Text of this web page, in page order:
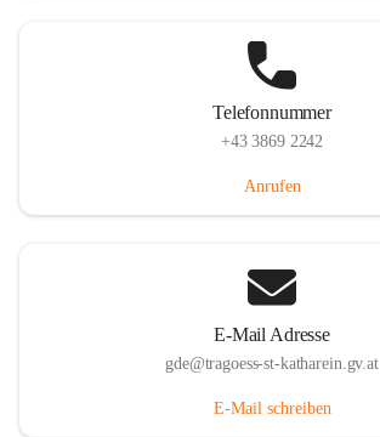
Telefonnummer
+43 3869 2242
Anrufen
E-Mail Adresse
gde@tragoess-st-katharein.gv.at
E-Mail schreiben